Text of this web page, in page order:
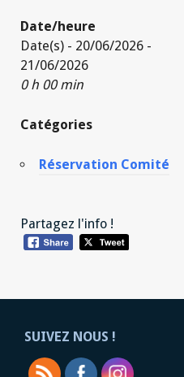
Date/heure
Date(s) - 20/06/2026 -
21/06/2026
0 h 00 min
Catégories
Réservation Comité
Partagez l'info !
SUIVEZ NOUS !